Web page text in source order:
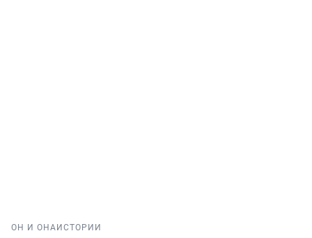
ОН И ОНА ИСТОРИИ